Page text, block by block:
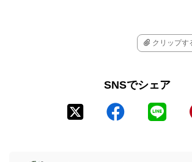
クリップす
SNSでシェア